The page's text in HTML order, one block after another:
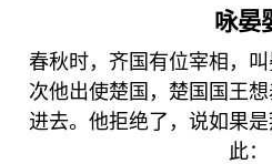
咏晏
春秋时，齐国有位宰相，
次他出使楚国，楚国国王
进去。他拒绝了，说如果
此：